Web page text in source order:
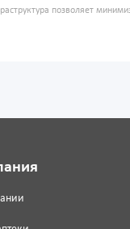
позволяет